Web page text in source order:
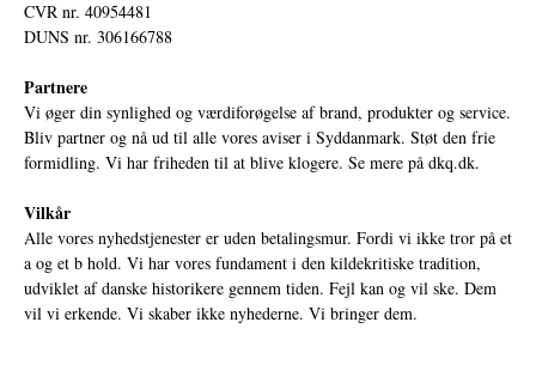
CVR nr. 40954481
DUNS nr. 306166788
Partnere
Vi øger din synlighed og værdiforøgelse af brand, produkter og service.
Bliv partner og nå ud til alle vores aviser i Syddanmark. Støt den frie
formidling. Vi har friheden til at blive klogere. Se mere på dkq.dk.
Vilkår
Alle vores nyhedstjenester er uden betalingsmur. Fordi vi ikke tror på et
a og et b hold. Vi har vores fundament i den kildekritiske tradition,
udviklet af danske historikere gennem tiden. Fejl kan og vil ske. Dem
vil vi erkende. Vi skaber ikke nyhederne. Vi bringer dem.